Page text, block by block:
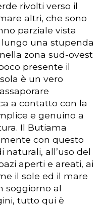
rivolti verso il
altri, che sono
parziale vista
una stupenda
zona sud-ovest
presente il
è un vero
a contatto con la
e genuino a
Il Butiama
con questo
naturali, all’uso del
aperti e areati, ai
il sole ed il mare
soggiorno al
tutto qui è